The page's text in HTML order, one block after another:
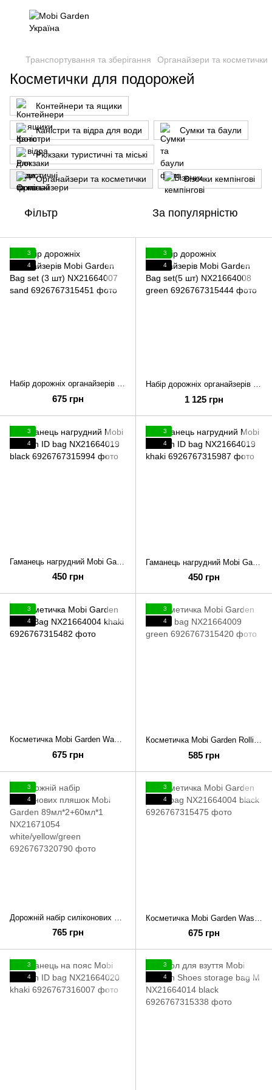
Транспортування та зберігання Органайзери та косметички
Косметички для подорожей
Контейнери та ящики
Каністри та відра для води Сумки та баули
Рюкзаки туристичні та міські
Органайзери та косметички Візочки кемпінгові
Фільтр За популярністю
3
4
Набір дорожніх органайзерів Mobi Garden Bag set (3 шт) NX21664007 sand
675 грн
3
4
Набір дорожніх органайзерів Mobi Garden Bag set(5 шт) NX21664008 green
1 125 грн
3
4
450 грн
3
4
450 грн
3
4
Косметичка Mobi Garden Wash Bag NX21664004 khaki
675 грн
3
4
Косметичка Mobi Garden Rolling bag NX21664009 green
585 грн
3
4
765 грн
3
4
675 грн
3
4
3
4